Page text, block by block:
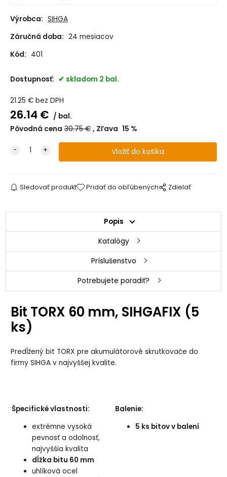
Výrobca: SIHGA
Záručná doba: 24 mesiacov
Kód: 401
Dostupnosť: skladom 2 bal.
21.25 € bez DPH
26.14 €
bal.
Pôvodná cena 30.75€ Zľava 15 %
Sledovať produkt Pridať do obľúbených Zdielať
Popis
Katalógy
Príslušenstvo
Potrebujete poradiť?
Bit TORX 60 mm, SIHGAFIX (5
ks)
Predĺžený bit TORX pre akumulátorové skrutkovače do
firmy SIHGA v najvyššej kvalite.
Špecifické vlastnosti:
extrémne vysoká
pevnosť a odolnosť,
najvyššia kvalita
dĺžka bitu 60 mm
uhlíková ocel
Balenie:
5 ks bitov v balení